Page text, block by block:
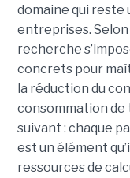
domaine qui reste
entreprises. Selon
recherche
concrets pour
la réduction du
consommation de
suivant : chaque
est un élément
ressources de